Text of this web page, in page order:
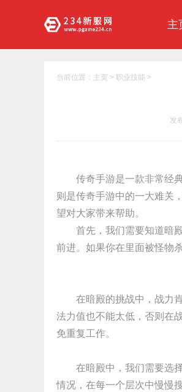
主
当前位置： 主页 > 职业技能 >
发
传奇手游是一款非常经
则是传奇手游中的一大难关
望对大家带来帮助。
首先，我们需要知道暗
前进。如果你在里面被怪物
在暗殿的挑战中，战力
法力值也不能太低，否则在
免重复工作。
在暗殿中，我们需要选
情况，在每一个层次中慢慢